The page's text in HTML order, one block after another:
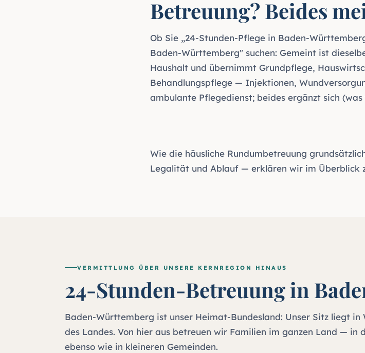
Betreuung? Beides
Ob Sie „24-Stunden-Pflege in Baden-
Baden-Württemberg" suchen: Gemeint ist
Haushalt und übernimmt Grundpflege,
Behandlungspflege — Injektionen,
ambulante Pflegedienst; beides ergänzt sich (was
Wie die häusliche Rundumbetreuung
Legalität und Ablauf — erklären wir im Überblick
VERMITTLUNG ÜBER UNSERE KERNREGION HINAUS
24-Stunden-Betreuung in
Baden-Württemberg ist unser Heimat-Bundesland: Unser Sitz liegt in
des Landes. Von hier aus betreuen wir Familien im ganzen Land — in
ebenso wie in kleineren Gemeinden.